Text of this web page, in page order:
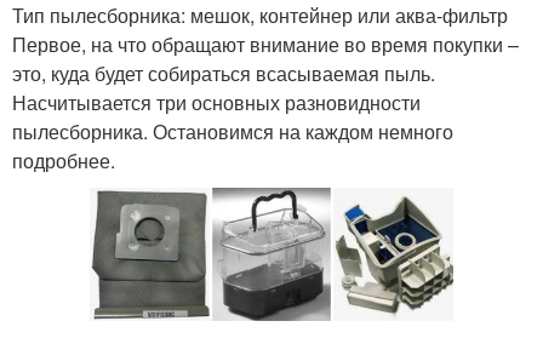
Тип пылесборника: мешок, контейнер или аква-фильтр
Первое, на что обращают внимание во время покупки –
это, куда будет собираться всасываемая пыль.
Насчитывается три основных разновидности
пылесборника. Остановимся на каждом немного
подробнее.